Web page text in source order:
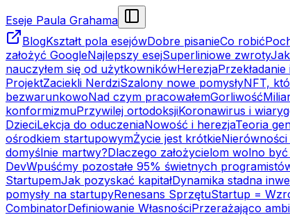
Eseje Paula Grahama
BlogKształt pola esejówDobre pisanieCo robić
założyć GoogleNajlepszy esejSuperliniowe zwroty
nauczyłem się od użytkownikówHerezjaPrzekładanie
ProjektZaciekli NerdziSzalony nowe pomysłyNFT,
bezwarunkowoNad czym pracowałemGorliwość
konformizmuPrzywilej ortodoksjiKoronawirus i
DzieciLekcja do oduczeniaNowość i herezjaTeoria
ośrodkiem startupowymŻycie jest krótkie
domyślnie martwy?Dlaczego założycielom wolno być
DevWpuśćmy pozostałe 95% świetnych
StartupemJak pozyskać kapitałDynamika stadna
pomysły na startupyRenesans SprzętuStartup =
CombinatorDefiniowanie WłasnościPrzerażająco